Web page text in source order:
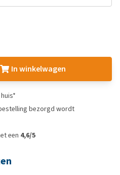
In winkelwagen
bezorgd wordt
een 4,6/5